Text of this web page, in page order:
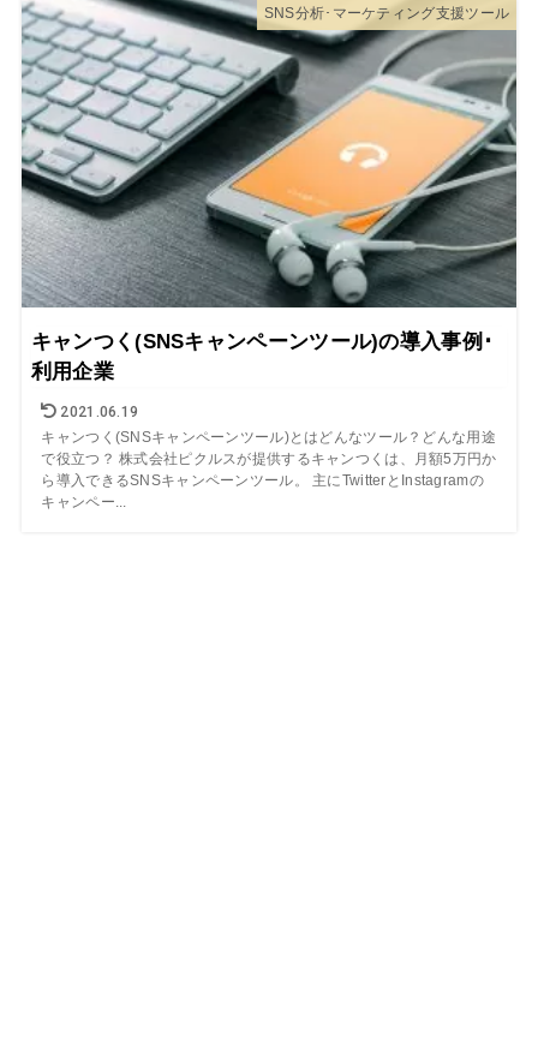
SNS分析･マーケティング支援ツール
キャンつく(SNSキャンペーンツール)の導入事例･
利用企業
2021.06.19
キャンつく(SNSキャンペーンツール)とはどんなツール？どんな用途
で役立つ？ 株式会社ピクルスが提供するキャンつくは、月額5万円か
ら導入できるSNSキャンペーンツール。 主にTwitterとInstagramの
キャンペー...